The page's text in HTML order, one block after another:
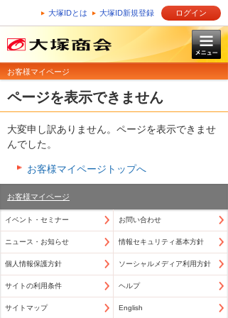
大塚IDとは 大塚ID新規登録 ログイン
お客様マイページ
ページを表示できません
大変申し訳ありません。ページを表示できませ
んでした。
お客様マイページトップへ
お客様マイページ
イベント・セミナー お問い合わせ
ニュース・お知らせ 情報セキュリティ基本方針
個人情報保護方針 ソーシャルメディア利用方針
サイトの利用条件 ヘルプ
サイトマップ English